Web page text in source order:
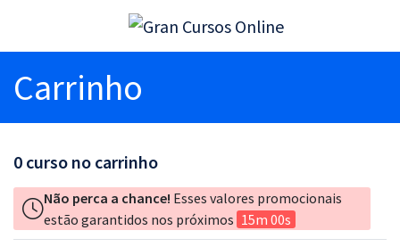
Carrinho
0 curso no carrinho
Não perca a chance! Esses valores promocionais
estão garantidos nos próximos 15m 00s